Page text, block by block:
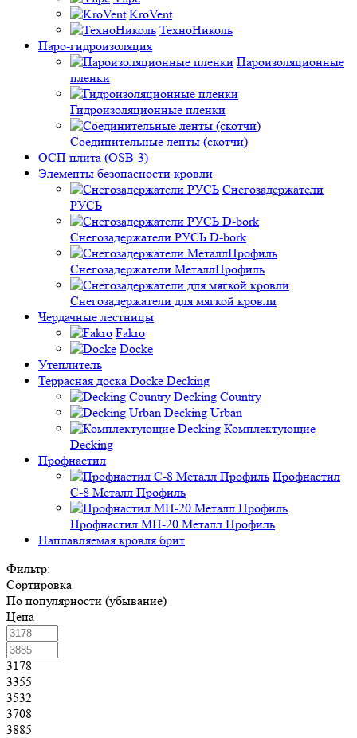
KroVent
ТехноНиколь
Паро-гидроизоляция
Пароизоляционные
пленки
Гидроизоляционные пленки
Соединительные ленты (скотчи)
ОСП плита (OSB-3)
Элементы безопасности кровли
Снегозадержатели
РУСЬ
Снегозадержатели РУСЬ D-bork
Снегозадержатели МеталлПрофиль
Снегозадержатели для мягкой кровли
Чердачные лестницы
Fakro
Docke
Утеплитель
Террасная доска Docke Decking
Decking Country
Decking Urban
Комплектующие
Decking
Профнастил
Профнастил
C-8 Металл Профиль
Профнастил МП-20 Металл Профиль
Наплавляемая кровля брит
Фильтр:
Сортировка
По популярности (убывание)
Цена
3178
3355
3532
3708
3885